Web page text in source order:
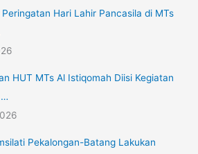
Hari Lahir Pancasila di MTs
HUT MTs Al Istiqomah Diisi Kegiatan
…
Pekalongan-Batang Lakukan